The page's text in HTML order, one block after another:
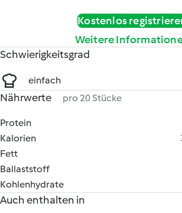
Kostenlos
Weitere
Schwierigkeitsgrad
einfach
Nährwerte pro 20 Stücke
Protein
Kalorien
Fett
Ballaststoff
Kohlenhydrate
Auch enthalten in